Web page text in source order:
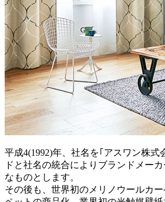
平成4(1992)年、社名を｢アスワン株式
ドと社名の統合によりブランドメー
なものとします。
その後も、世界初のメリノウールカ